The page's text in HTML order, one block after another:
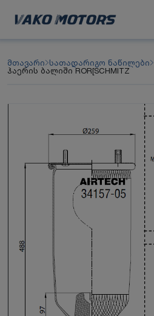
მთავარი სათადარიგო ნაწილები
ჰაერის ბალიში ROR[SCHMITZ